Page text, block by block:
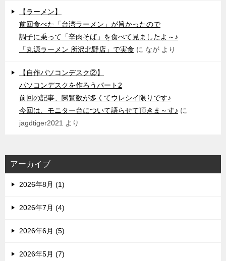
【ラーメン】
前回食べた「台湾ラーメン」が旨かったので
調子に乗って「辛肉そば」を食べて見ましたよ～♪
「丸源ラーメン 所沢北野店」で実食 に なが より
【自作パソコンデスク②】
パソコンデスクを作ろうパート2
前回の記事、閲覧数が多くてウレシイ限りです♪
今回は、モニター台について語らせて頂きま～す♪ に
jagdtiger2021 より
アーカイブ
2026年8月 (1)
2026年7月 (4)
2026年6月 (5)
2026年5月 (7)